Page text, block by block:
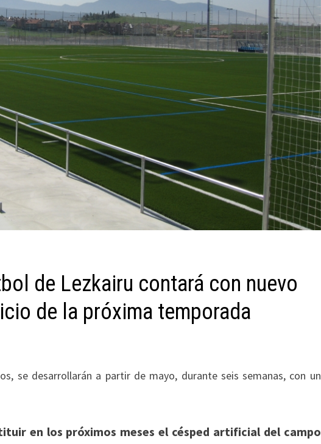
de Lezkairu contará con nuevo
de la próxima temporada
se desarrollarán a partir de mayo, durante seis semanas, con un
en los próximos meses el césped artificial del campo